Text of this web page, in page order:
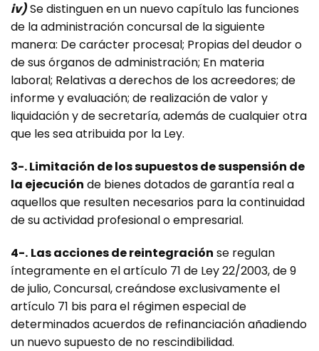
iv)Se distinguen en un nuevo capítulo las funciones
de la administración concursal de la siguiente
manera: De carácter procesal; Propias del deudor o
de sus órganos de administración; En materia
laboral; Relativas a derechos de los acreedores; de
informe y evaluación; de realización de valor y
liquidación y de secretaría, además de cualquier otra
que les sea atribuida por la Ley.
3-. Limitación de los supuestos de suspensión de
la ejecución de bienes dotados de garantía real a
aquellos que resulten necesarios para la continuidad
de su actividad profesional o empresarial.
4-. Las acciones de reintegración se regulan
íntegramente en el artículo 71 de Ley 22/2003, de 9
de julio, Concursal, creándose exclusivamente el
artículo 71 bis para el régimen especial de
determinados acuerdos de refinanciación añadiendo
un nuevo supuesto de no rescindibilidad.